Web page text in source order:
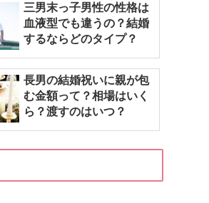
三男末っ子男性の性格は
血液型でも違うの？結婚
するならどのタイプ？
長男の結婚祝いに親が包
む金額って？相場はいく
ら？渡すのはいつ？